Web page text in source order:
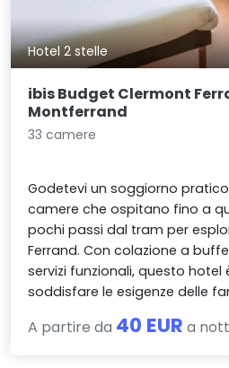
Hotel 2 stelle
ibis Budget Clermont
Montferrand
33 camere
Godetevi un soggiorno
camere che ospitano fino a
pochi passi dal tram per
Ferrand. Con colazione a
servizi funzionali, questo
soddisfare le esigenze delle
A partire da 40 EUR a